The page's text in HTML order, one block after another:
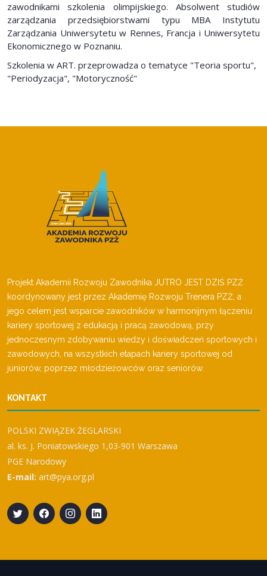
zawodnikami szkolenia olimpijskiego. Absolwent studiów
zarządzania przedsiębiorstwami typu MBA Instytutu
Zarządzania Uniwersytetu w Rennes, Francja i Uniwersytetu
Ekonomicznego w Poznaniu.
Szkolenia w ART. przeprowadza o tematyce "Teoria sportu",
"Periodyzacja", "Motoryczność"
Projekt Akademii Rozwoju Zawodnika JUTRO JEST DZIŚ PZŻ
koordynowany jest przez Akademię Rozwoju Trenera PZŻ, a
jego celem jest wsparcie zawodników w harmonijnym łączeniu
kariery sportowej z edukacją i pracą zawodową, przy
jednoczesnym zdobywaniu wiedzy i doświadczeń sportowych i
zawodowych, na wszystkich etapach kariery sportowej od
juniorów, poprzez młodzieżowców oraz seniorów.
KONTAKT
POLSKI ZWIĄZEK ŻEGLARSKI
al. ks. J. Poniatowskiego 1,03-901 Warszawa
PGE Narodowy
E-mail: art@pya.org.pl